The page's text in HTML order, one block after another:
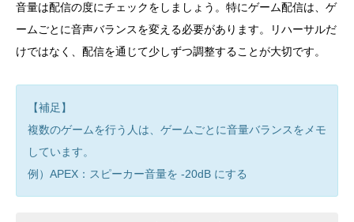
音量は配信の度にチェックをしましょう。特にゲーム配信は、ゲ
ームごとに音声バランスを変える必要があります。リハーサルだ
けではなく、配信を通じて少しずつ調整することが大切です。
【補足】
複数のゲームを行う人は、ゲームごとに音量バランスをメモ
しています。
例）APEX：スピーカー音量を -20dB にする